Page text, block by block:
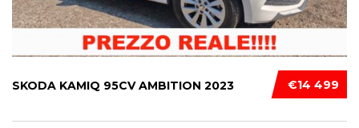
€14 499
SKODA KAMIQ 95CV AMBITION 2023